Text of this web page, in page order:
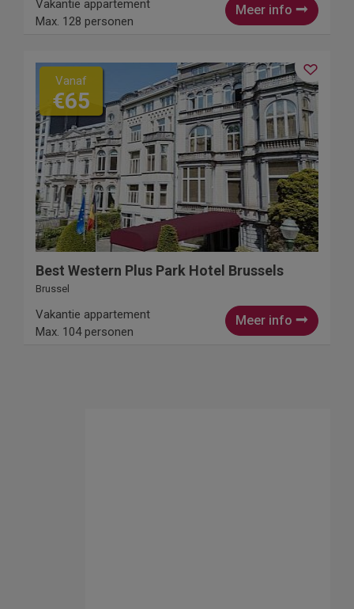
Meer info
Vakantie appartement
Max. 128 personen
Vanaf
€65
Best Western Plus Park Hotel Brussels
Brussel
Meer info
Vakantie appartement
Max. 104 personen